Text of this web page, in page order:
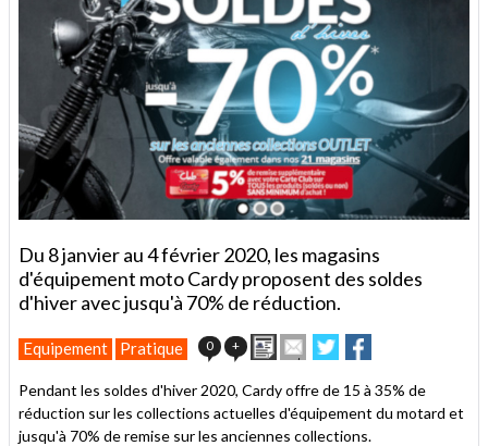
Du 8 janvier au 4 février 2020, les magasins
d'équipement moto Cardy proposent des soldes
d'hiver avec jusqu'à 70% de réduction.
Equipement Pratique 0 + ImprimerEnvoyer
cet
à
un
ami
Partager
sur
sur
Pendant les soldes d'hiver 2020, Cardy offre de 15 à 35% de
réduction sur les collections actuelles d'équipement du motard et
jusqu'à 70% de remise sur les anciennes collections.